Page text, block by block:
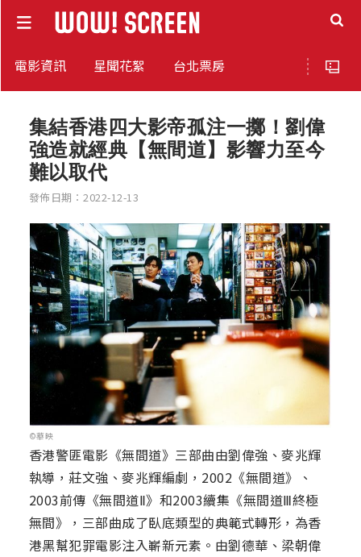
電影資訊 星聞花絮 台北票房
集結香港四大影帝孤注一擲！劉偉
強造就經典【無間道】影響力至今
難以取代
發佈日期：2022-12-13
©華映
香港警匪電影《無間道》三部曲由劉偉強、麥兆輝
執導，莊文強、麥兆輝編劇，2002《無間道》、
2003前傳《無間道Ⅱ》和2003續集《無間道Ⅲ終極
無間》，三部曲成了臥底類型的典範式轉形，為香
港黑幫犯罪電影注入嶄新元素。由劉德華、梁朝偉